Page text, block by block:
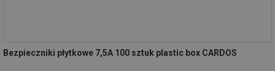
Bezpieczniki płytkowe 7,5A 100 sztuk plastic box CARDOS